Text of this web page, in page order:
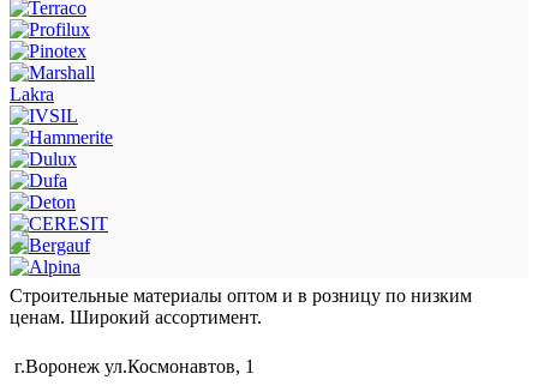
Lakra
Строительные материалы оптом и в розницу по низким
ценам. Широкий ассортимент.
г.Воронеж ул.Космонавтов, 1